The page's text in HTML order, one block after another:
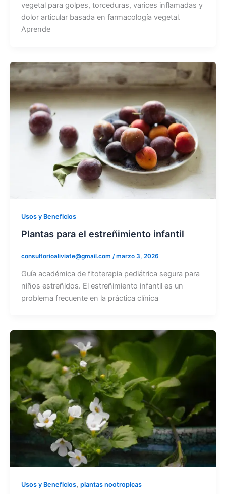
vegetal para golpes, torceduras, varices inflamadas y
dolor articular basada en farmacología vegetal.
Aprende
Usos y Beneficios
Plantas para el estreñimiento infantil
consultorioaliviate@gmail.com /marzo 3, 2026
Guía académica de fitoterapia pediátrica segura para
niños estreñidos. El estreñimiento infantil es un
problema frecuente en la práctica clínica
Usos y Beneficios, plantas nootropicas